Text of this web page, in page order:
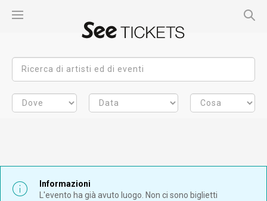
Informazioni
L'evento ha già avuto luogo. Non ci sono biglietti